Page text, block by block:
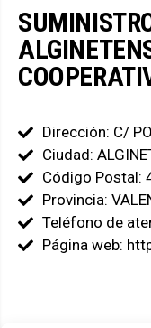
Dirección: C/
Ciudad:
Código Postal:
Provincia:
Teléfono de
Página web: